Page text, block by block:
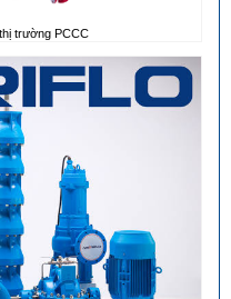
trường PCCC